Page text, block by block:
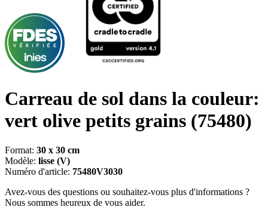
Carreau de sol dans la couleur:
vert olive petits grains (75480)
Format: 30 x 30 cm
Modèle: lisse (V)
Numéro d'article: 75480V3030
Avez-vous des questions ou souhaitez-vous plus d'informations ?
Nous sommes heureux de vous aider.